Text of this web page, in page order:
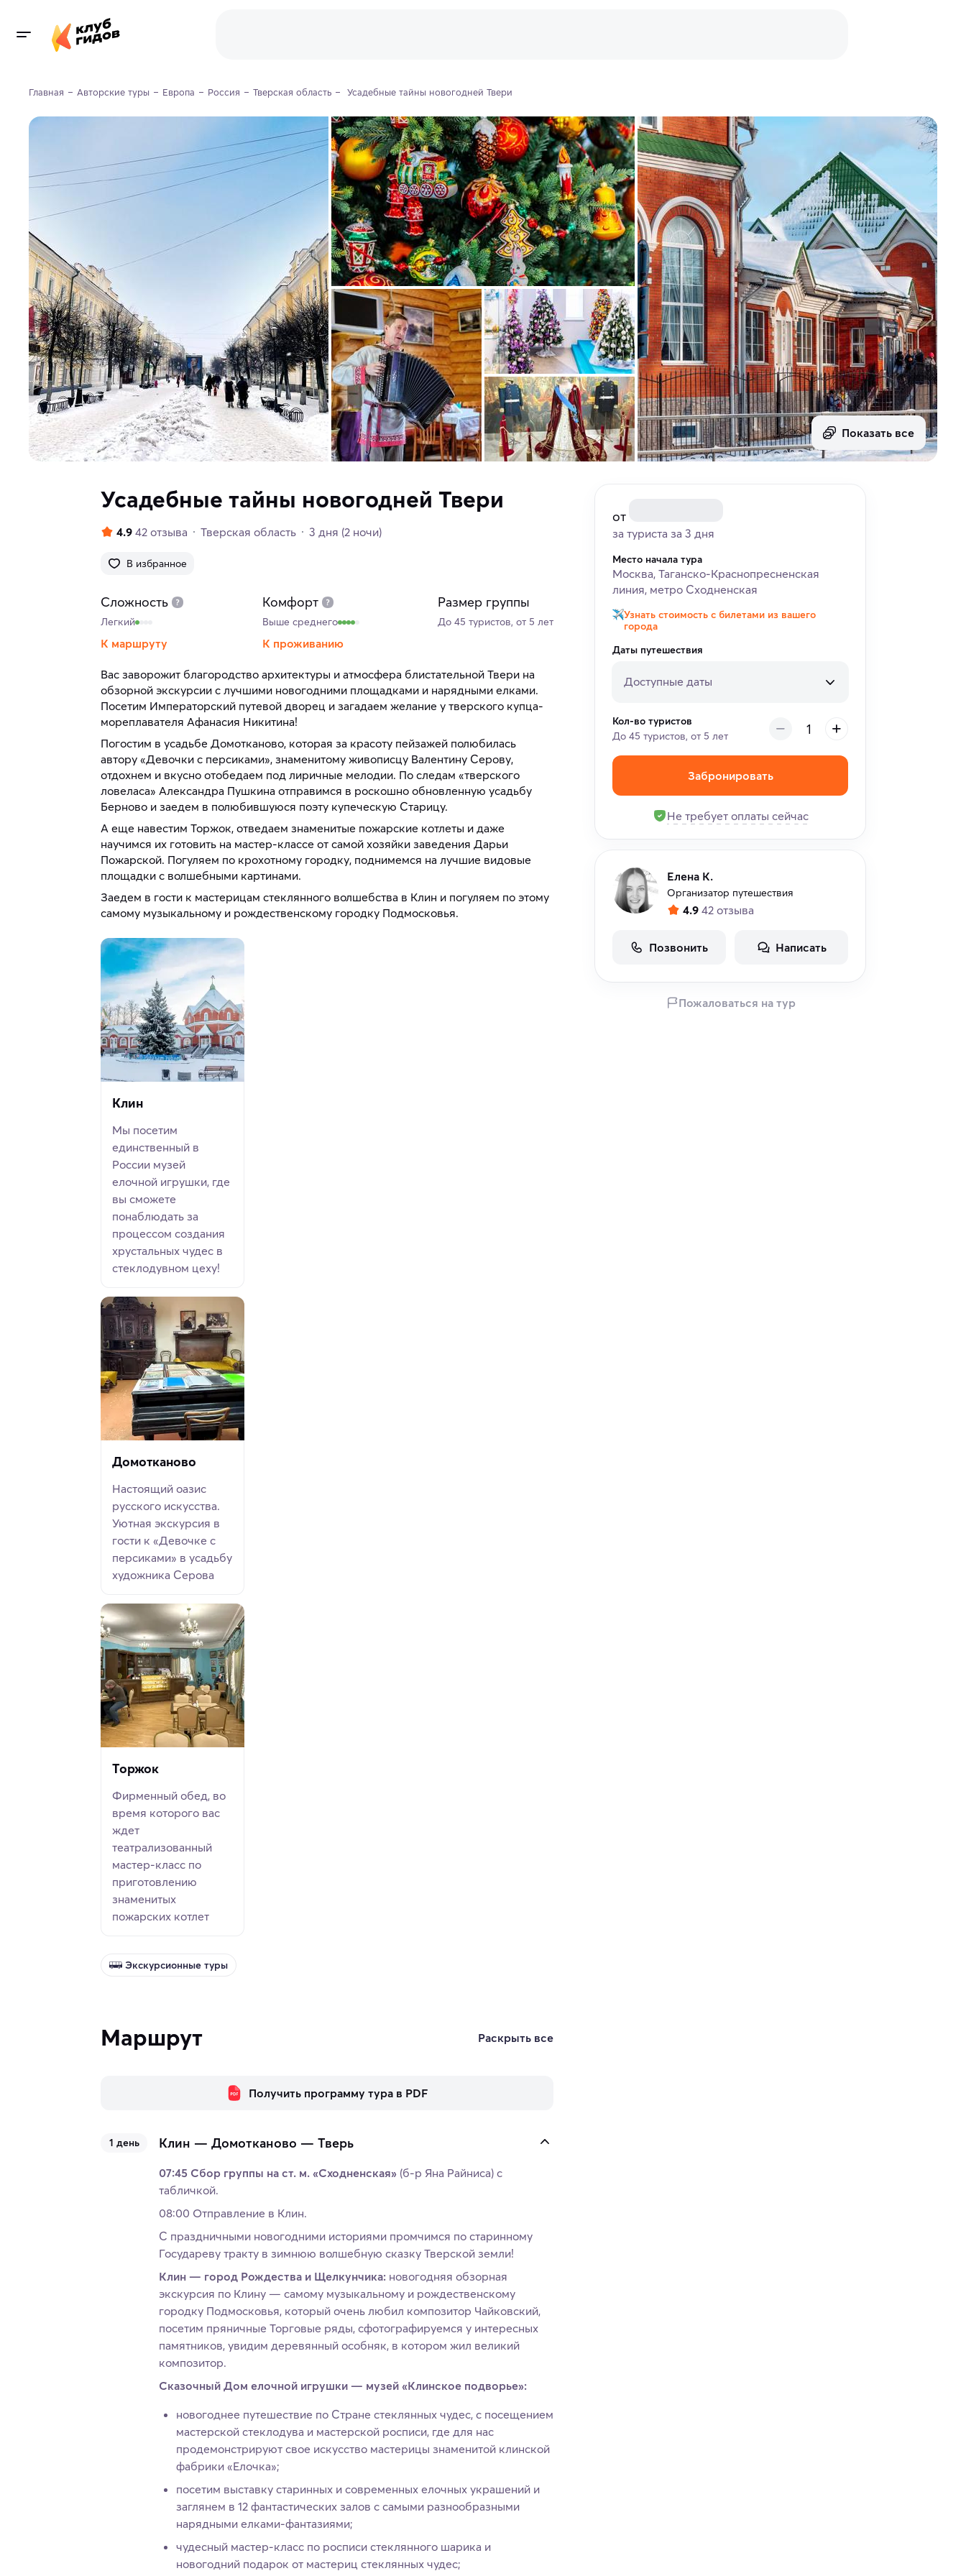
Главная Авторские туры Европа Россия Тверская область Усадебные тайны новогодней Твери
Показать все
Усадебные тайны новогодней Твери
В избранное
4.9 42 отзыва Тверская область 3 дня (2 ночи)
Сложность
Легкий
К маршруту
Комфорт
Выше среднего
К проживанию
Размер группы
До 45 туристов, от 5 лет
Вас заворожит благородство архитектуры и атмосфера блистательной Твери на
обзорной экскурсии с лучшими новогодними площадками и нарядными елками.
Посетим Императорский путевой дворец и загадаем желание у тверского купца-
мореплавателя Афанасия Никитина!
Погостим в усадьбе Домотканово, которая за красоту пейзажей полюбилась
автору «Девочки с персиками», знаменитому живописцу Валентину Серову,
отдохнем и вкусно отобедаем под лиричные мелодии. По следам «тверского
ловеласа» Александра Пушкина отправимся в роскошно обновленную усадьбу
Берново и заедем в полюбившуюся поэту купеческую Старицу.
А еще навестим Торжок, отведаем знаменитые пожарские котлеты и даже
научимся их готовить на мастер-классе от самой хозяйки заведения Дарьи
Пожарской. Погуляем по крохотному городку, поднимемся на лучшие видовые
площадки с волшебными картинами.
Заедем в гости к мастерицам стеклянного волшебства в Клин и погуляем по этому
самому музыкальному и рождественскому городку Подмосковья.
Клин
Мы посетим
единственный в
России музей
елочной игрушки, где
вы сможете
понаблюдать за
процессом создания
хрустальных чудес в
стеклодувном цеху!
Домотканово
Настоящий оазис
русского искусства.
Уютная экскурсия в
гости к «Девочке с
персиками» в усадьбу
художника Серова
Торжок
Фирменный обед, во
время которого вас
ждет
театрализованный
мастер-класс по
приготовлению
знаменитых
пожарских котлет
Экскурсионные туры
Маршрут Раскрыть все
Получить программу тура в PDF
1 день Клин — Домотканово — Тверь
07:45 Сбор группы на ст. м. «Сходненская» (б-р Яна Райниса) с
табличкой.
08:00 Отправление в Клин.
С праздничными новогодними историями промчимся по старинному
Государеву тракту в зимнюю волшебную сказку Тверской земли!
Клин — город Рождества и Щелкунчика: новогодняя обзорная
экскурсия по Клину — самому музыкальному и рождественскому
городку Подмосковья, который очень любил композитор Чайковский,
посетим пряничные Торговые ряды, сфотографируемся у интересных
памятников, увидим деревянный особняк, в котором жил великий
композитор.
Сказочный Дом елочной игрушки — музей «Клинское подворье»:
новогоднее путешествие по Стране стеклянных чудес, с посещением
мастерской стеклодува и мастерской росписи, где для нас
продемонстрируют свое искусство мастерицы знаменитой клинской
фабрики «Елочка»;
посетим выставку старинных и современных елочных украшений и
заглянем в 12 фантастических залов с самыми разнообразными
нарядными елками-фантазиями;
чудесный мастер-класс по росписи стеклянного шарика и
новогодний подарок от мастериц стеклянных чудес;
от
за туриста за 3 дня
Место начала тура
Москва, Таганско-Краснопресненская
линия, метро Сходненская
Узнать стоимость с билетами из вашего
города
Даты путешествия
Доступные даты
Кол-во туристов
До 45 туристов, от 5 лет
Забронировать
Не требует оплаты сейчас
Елена К.
Организатор путешествия
4.9 42 отзыва
Позвонить Написать
Пожаловаться на тур